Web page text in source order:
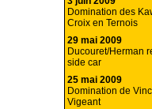
Domination des
Croix en Ternois
29 mai 2009
Ducouret/Herman
side car
25 mai 2009
Domination de
Vigeant